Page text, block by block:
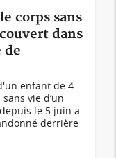
corps sans
dans
de
enfant de 4
vie d’un
le 5 juin a
derrière